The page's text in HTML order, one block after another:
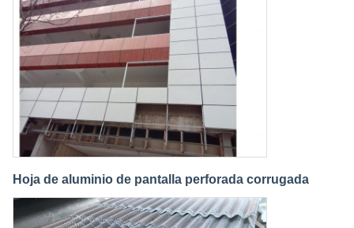
Hoja de aluminio de pantalla perforada corrugada